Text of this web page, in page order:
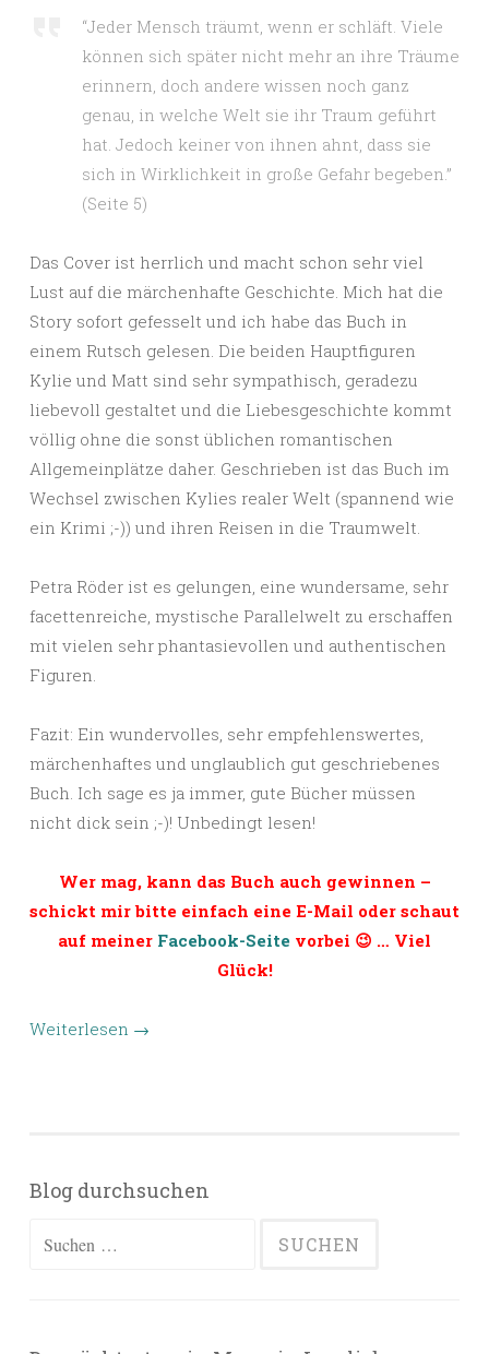
“Jeder Mensch träumt, wenn er schläft. Viele
können sich später nicht mehr an ihre Träume
erinnern, doch andere wissen noch ganz
genau, in welche Welt sie ihr Traum geführt
hat. Jedoch keiner von ihnen ahnt, dass sie
sich in Wirklichkeit in große Gefahr begeben.”
(Seite 5)
Das Cover ist herrlich und macht schon sehr viel
Lust auf die märchenhafte Geschichte. Mich hat die
Story sofort gefesselt und ich habe das Buch in
einem Rutsch gelesen. Die beiden Hauptfiguren
Kylie und Matt sind sehr sympathisch, geradezu
liebevoll gestaltet und die Liebesgeschichte kommt
völlig ohne die sonst üblichen romantischen
Allgemeinplätze daher. Geschrieben ist das Buch im
Wechsel zwischen Kylies realer Welt (spannend wie
ein Krimi ;-)) und ihren Reisen in die Traumwelt.
Petra Röder ist es gelungen, eine wundersame, sehr
facettenreiche, mystische Parallelwelt zu erschaffen
mit vielen sehr phantasievollen und authentischen
Figuren.
Fazit: Ein wundervolles, sehr empfehlenswertes,
märchenhaftes und unglaublich gut geschriebenes
Buch. Ich sage es ja immer, gute Bücher müssen
nicht dick sein ;-)! Unbedingt lesen!
Wer mag, kann das Buch auch gewinnen –
schickt mir bitte einfach eine E-Mail oder schaut
auf meiner Facebook-Seite vorbei 😉 … Viel
Glück!
Weiterlesen →
Blog durchsuchen
Suchen